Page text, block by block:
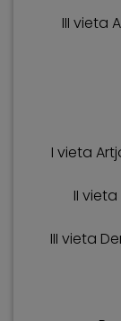
III vieta
I vieta
II
III vieta